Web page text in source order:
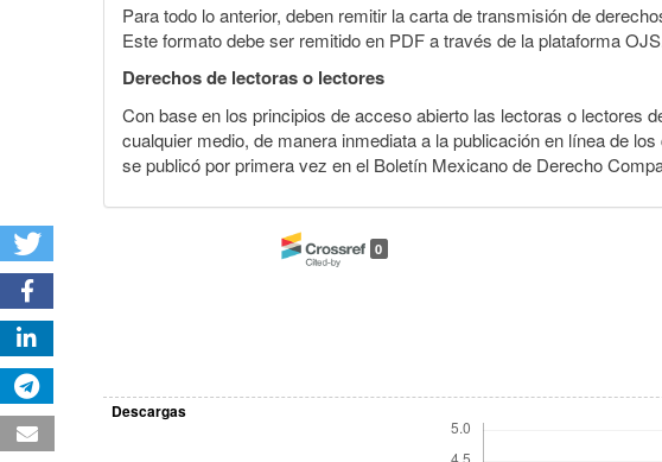
Para todo lo anterior, deben remitir la carta de transmisión de
Este formato debe ser remitido en PDF a través de la plataforma
Derechos de lectoras o lectores
Con base en los principios de acceso abierto las lectoras o lectores
cualquier medio, de manera inmediata a la publicación en línea de
se publicó por primera vez en el Boletín Mexicano de Derecho
0
Descargas